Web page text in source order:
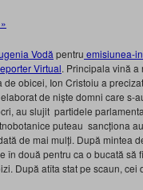
Vodă pentru emisiunea-
Virtual. Principala vină a
de obicei, Ion Cristoiu a
de niște domni care s-
au slujit partidele
puteau sancționa
de mai mulți. După mintea
în două pentru ca o bucată să
După atîta stat pe scaun,